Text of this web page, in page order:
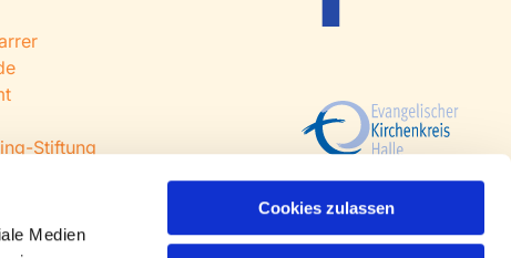
Medien
Cookies zulassen
Stiftung